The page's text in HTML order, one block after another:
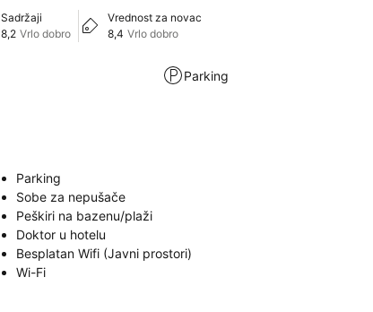
Sadržaji
8,2 Vrlo dobro
Vrednost za novac
8,4 Vrlo dobro
Parking
Parking
Sobe za nepušače
Peškiri na bazenu/plaži
Doktor u hotelu
Besplatan Wifi (Javni prostori)
Wi-Fi